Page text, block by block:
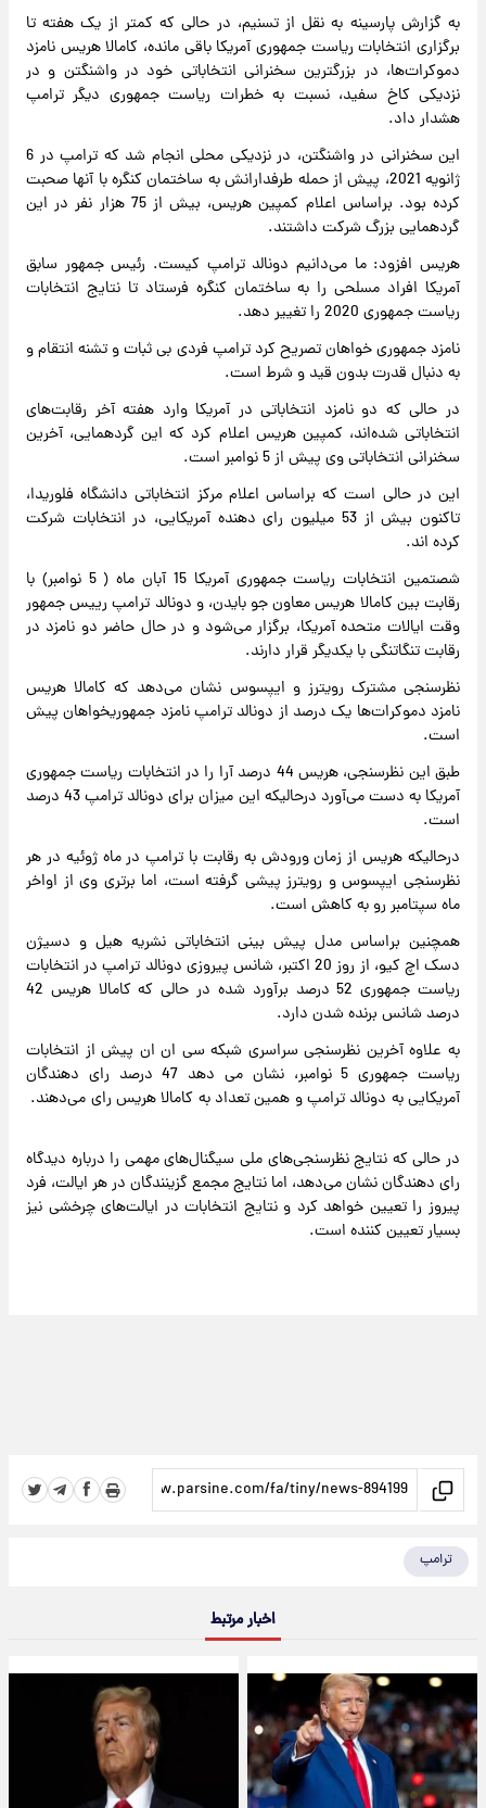
به گزارش پارسینه به نقل از تسنیم، در حالی که کمتر از یک هفته تا
برگزاری انتخابات ریاست جمهوری آمریکا باقی مانده، کامالا هریس نامزد
دموکرات‌ها، در بزرگترین سخنرانی انتخاباتی خود در واشنگتن و در
نزدیکی کاخ سفید، نسبت به خطرات ریاست جمهوری دیگر ترامپ
هشدار داد.
این سخنرانی در واشنگتن، در نزدیکی محلی انجام شد که ترامپ در 6
ژانویه 2021، پیش از حمله طرفدارانش به ساختمان کنگره با آنها صحبت
کرده بود. براساس اعلام کمپین هریس، بیش از 75 هزار نفر در این
گردهمایی بزرگ شرکت داشتند.
هریس افزود: ما می‌دانیم دونالد ترامپ کیست. رئیس جمهور سابق
آمریکا افراد مسلحی را به ساختمان کنگره فرستاد تا نتایج انتخابات
ریاست جمهوری 2020 را تغییر دهد.
نامزد جمهوری خواهان تصریح کرد ترامپ فردی بی ثبات و تشنه انتقام و
به دنبال قدرت بدون قید و شرط است.
در حالی که دو نامزد انتخاباتی در آمریکا وارد هفته آخر رقابت‌های
انتخاباتی شده‌اند، کمپین هریس اعلام کرد که این گردهمایی، آخرین
سخنرانی انتخاباتی وی پیش از 5 نوامبر است.
این در حالی است که براساس اعلام مرکز انتخاباتی دانشگاه فلوریدا،
تاکنون بیش از 53 میلیون رای دهنده آمریکایی، در انتخابات شرکت
کرده اند.
شصتمین انتخابات ریاست جمهوری آمریکا 15 آبان ماه ( 5 نوامبر) با
رقابت بین کامالا هریس معاون جو بایدن، و دونالد ترامپ رییس جمهور
وقت ایالات متحده آمریکا، برگزار می‌شود و در حال حاضر دو نامزد در
رقابت تنگاتنگی با یکدیگر قرار دارند.
نظرسنجی مشترک رویترز و ایپسوس نشان می‌دهد که کامالا هریس
نامزد دموکرات‌ها یک درصد از دونالد ترامپ نامزد جمهوریخواهان پیش
است.
طبق این نظرسنجی، هریس 44 درصد آرا را در انتخابات ریاست جمهوری
آمریکا به دست می‌آورد درحالیکه این میزان برای دونالد ترامپ 43 درصد
است.
درحالیکه هریس از زمان ورودش به رقابت با ترامپ در ماه ژوئیه در هر
نظرسنجی ایپسوس و رویترز پیشی گرفته است، اما برتری وی از اواخر
ماه سپتامبر رو به کاهش است.
همچنین براساس مدل پیش بینی انتخاباتی نشریه هیل و دسیژن
دسک اچ کیو، از روز 20 اکتبر، شانس پیروزی دونالد ترامپ در انتخابات
ریاست جمهوری 52 درصد برآورد شده در حالی که کامالا هریس 42
درصد شانس برنده شدن دارد.
به علاوه آخرین نظرسنجی سراسری شبکه سی ان ان پیش از انتخابات
ریاست جمهوری 5 نوامبر، نشان می دهد 47 درصد رای دهندگان
آمریکایی به دونالد ترامپ و همین تعداد به کامالا هریس رای می‌دهند.
در حالی که نتایج نظرسنجی‌های ملی سیگنال‌های مهمی را درباره دیدگاه
رای دهندگان نشان می‌دهد، اما نتایج مجمع گزینندگان در هر ایالت، فرد
پیروز را تعیین خواهد کرد و نتایج انتخابات در ایالت‌های چرخشی نیز
بسیار تعیین کننده است.
ترامپ
اخبار مرتبط